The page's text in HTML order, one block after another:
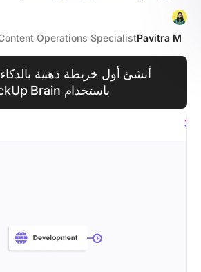
Pavitra M
Operations Specialist
أنشئ أول خريطة ذهنية
باستخدام ClickUp Brain